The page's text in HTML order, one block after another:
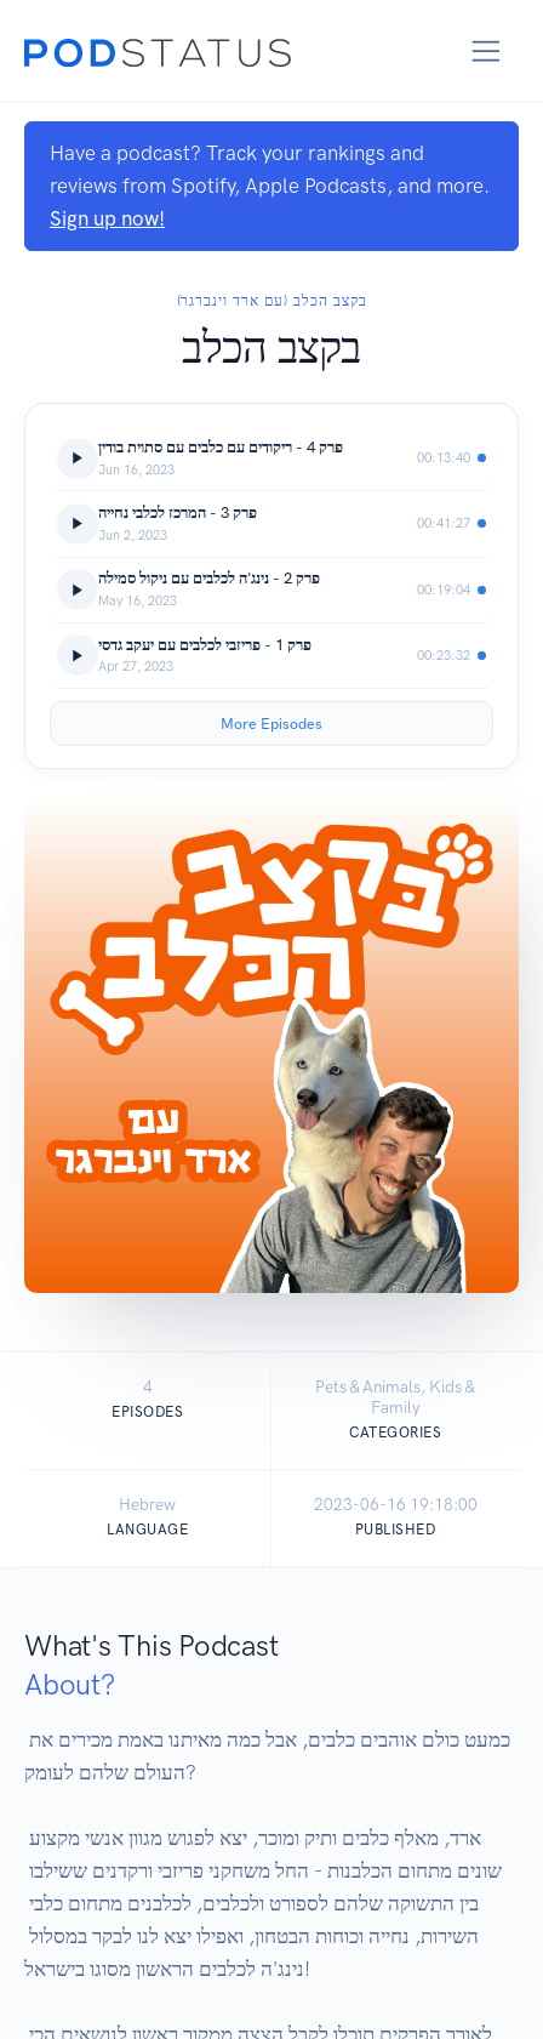
Have a podcast? Track your rankings and
reviews from Spotify, Apple Podcasts, and more.
Sign up now!
בקצב הכלב (עם ארד וינברגר)
בקצב הכלב
פרק 4 - ריקודים עם כלבים עם סתוית בודין
Jun 16, 2023
00:13:40
פרק 3 - המרכז לכלבי נחייה
Jun 2, 2023
00:41:27
פרק 2 - נינג'ה לכלבים עם ניקול סמילה
May 16, 2023
00:19:04
פרק 1 - פריזבי לכלבים עם יעקב גדסי
Apr 27, 2023
00:23:32
More Episodes
4
EPISODES
Pets & Animals, Kids &
Family
CATEGORIES
Hebrew
LANGUAGE
2023-06-16 19:18:00
PUBLISHED
What's This Podcast
About?
העולם שלהם לעומק?
נינג'ה לכלבים הראשון מסוגו בישראל!